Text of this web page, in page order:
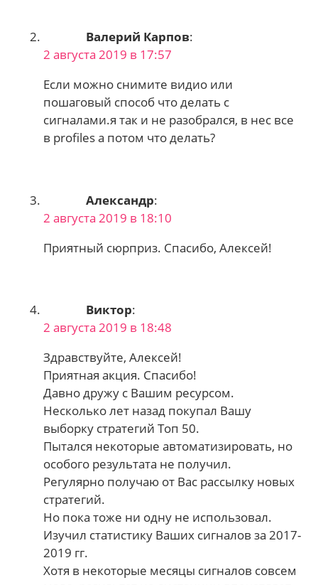
Валерий Карпов:
2 августа 2019 в 17:57
Если можно снимите видио или
пошаговый способ что делать с
сигналами.я так и не разобрался, в нес все
в profiles а потом что делать?
Александр:
2 августа 2019 в 18:10
Приятный сюрприз. Спасибо, Алексей!
Виктор:
2 августа 2019 в 18:48
Здравствуйте, Алексей!
Приятная акция. Спасибо!
Давно дружу с Вашим ресурсом.
Несколько лет назад покупал Вашу
выборку стратегий Топ 50.
Пытался некоторые автоматизировать, но
особого результата не получил.
Регулярно получаю от Вас рассылку новых
стратегий.
Но пока тоже ни одну не использовал.
Изучил статистику Ваших сигналов за 2017-
2019 гг.
Хотя в некоторые месяцы сигналов совсем